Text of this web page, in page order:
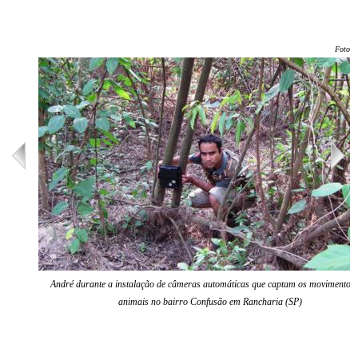
Foto:
André durante a instalação de câmeras automáticas que captam os movimentos
animais no bairro Confusão em Rancharia (SP)